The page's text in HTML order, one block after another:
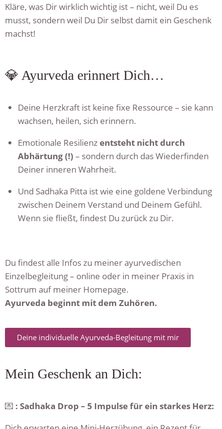
Kläre, was Dir wirklich wichtig ist – nicht, weil Du es
musst, sondern weil Du Dir selbst damit ein Geschenk
machst!
💎 Ayurveda erinnert Dich…
Deine Herzkraft ist keine fixe Ressource – sie kann
wachsen, heilen, sich erinnern.
Emotionale Resilienzentsteht nicht durch
Abhärtung (!) – sondern durch das Wiederfinden
Deiner inneren Wahrheit.
Und Sadhaka Pitta ist wie eine goldene Verbindung
zwischen Deinem Verstand und Deinem Gefühl.
Wenn sie fließt, findest Du zurück zu Dir.
Du findest alle Infos zu meiner ayurvedischen
Einzelbegleitung – online oder in meiner Praxis in
Sottrum auf meiner Homepage.
Ayurveda beginnt mit dem Zuhören.
Deine individuelle Ayurveda-Begleitung mit mir
Mein Geschenk an Dich:
💌 : Sadhaka Drop – 5 Impulse für ein starkes Herz: